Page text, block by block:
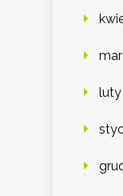
luty